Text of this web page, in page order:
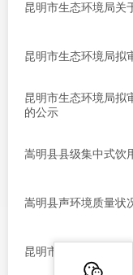
昆明市生态环境局关
昆明市生态环境局拟
昆明市生态环境局拟
的公示
嵩明县县级集中式饮
嵩明县声环境质量状
昆明市生态环境局关